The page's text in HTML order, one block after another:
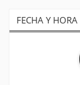
FECHA Y HORA